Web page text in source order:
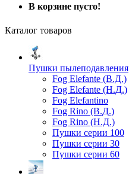
В корзине пусто!
Каталог товаров
Пушки пылеподавления
Fog Elefante (В.Д.)
Fog Elefante (Н.Д.)
Fog Elefantino
Fog Rino (В.Д.)
Fog Rino (Н.Д.)
Пушки серии 100
Пушки серии 30
Пушки серии 60